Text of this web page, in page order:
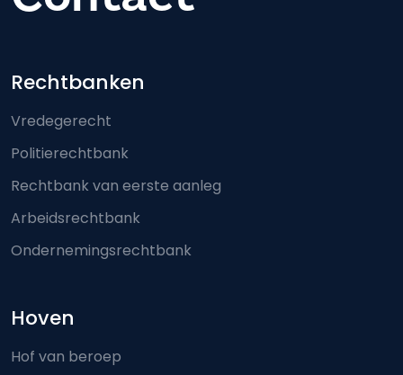
Footer-menu
Rechtbanken
Vredegerecht
Politierechtbank
Rechtbank van eerste aanleg
Arbeidsrechtbank
Ondernemingsrechtbank
Hoven
Hof van beroep